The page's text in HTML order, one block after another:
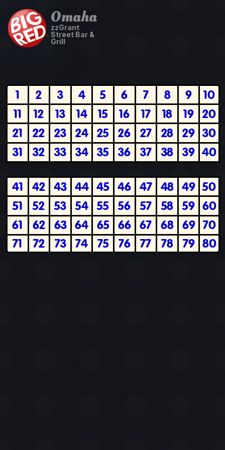
Omaha
zzGrant
Street Bar &
Grill
1 2 3 4 5 6 7 8 9
10
11
12 13 14 15 16 17 18 19 20
21
22 23 24 25 26 27 28 29 30
31
32 33 34 35 36 37 38 39 40
41 42 43 44 45 46 47 48 49 50
51
52 53 54 55 56 57 58 59 60
61
62 63 64 65 66 67 68 69 70
71
72 73 74 75 76 77 78 79 80